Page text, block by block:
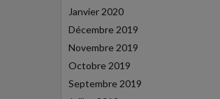
Janvier 2020
Décembre 2019
Novembre 2019
Octobre 2019
Septembre 2019